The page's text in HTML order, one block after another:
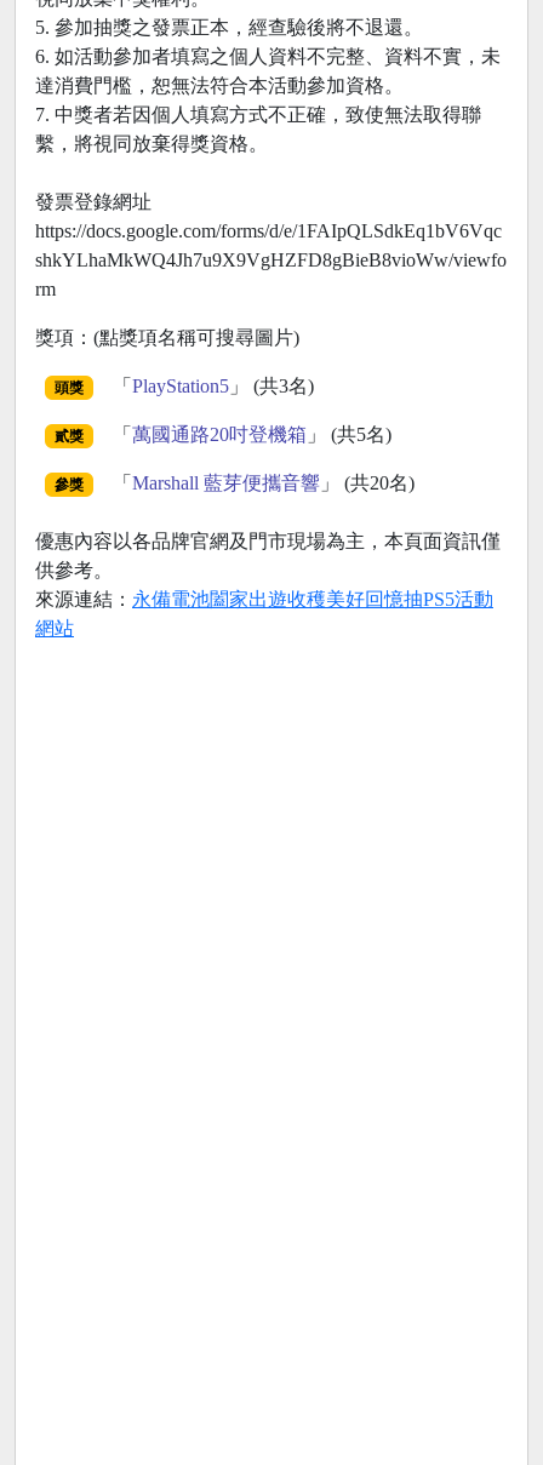
5. 參加抽獎之發票正本，經查驗後將不退還。
6. 如活動參加者填寫之個人資料不完整、資料不實，未
達消費門檻，恕無法符合本活動參加資格。
7. 中獎者若因個人填寫方式不正確，致使無法取得聯
繫，將視同放棄得獎資格。
發票登錄網址
https://docs.google.com/forms/d/e/1FAIpQLSdkEq1bV6Vqc
shkYLhaMkWQ4Jh7u9X9VgHZFD8gBieB8vioWw/viewfo
rm
獎項：(點獎項名稱可搜尋圖片)
頭獎 「 PlayStation5」 (共3名)
貳獎 「 萬國通路20吋登機箱 」 (共5名)
參獎 「 Marshall 藍芽便攜音響」 (共20名)
優惠內容以各品牌官網及門市現場為主，本頁面資訊僅
供參考。
來源連結： 永備電池闔家出遊收穫美好回憶抽PS5活動
網站